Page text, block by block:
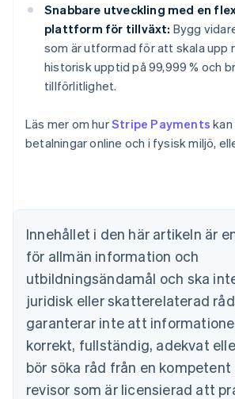
Snabbare utveckling med en
plattform för tillväxt: Bygg
som är utformad för att skala upp
historisk upptid på 99,999 % och
tillförlitlighet.
Läs mer om hurStripe Payments kan
betalningar online och i fysisk miljö,
Innehållet i den här artikeln är
för allmän information och
utbildningsändamål och ska
juridisk eller skatterelaterad
garanterar inte att
korrekt, fullständig, adekvat
bör söka råd från en
revisor som är licensierad att
Australien
Brasilien
PortuguêsEnglish
Bulgarien
English
Cypern
Danmark
English
Estland
English
Fastlandskina
简体中文English